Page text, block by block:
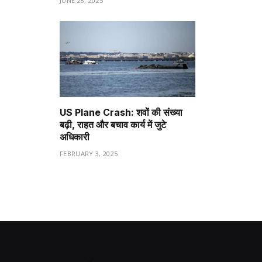
US Plane Crash: शवों की संख्या
बढ़ी, राहत और बचाव कार्य में जुटे
अधिकारी
FEBRUARY 3, 2025